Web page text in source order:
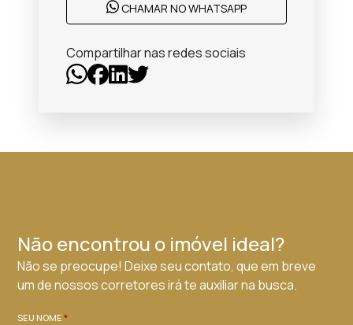
CHAMAR NO WHATSAPP
Compartilhar nas redes sociais
Não encontrou o imóvel ideal?
Não se preocupe! Deixe seu contato, que em breve
um de nossos corretores irá te auxiliar na busca.
SEU NOME*